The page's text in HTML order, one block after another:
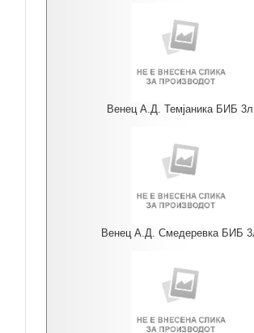
Венец А.Д. Темјаника БИБ
Венец А.Д. Смедеревка БИБ